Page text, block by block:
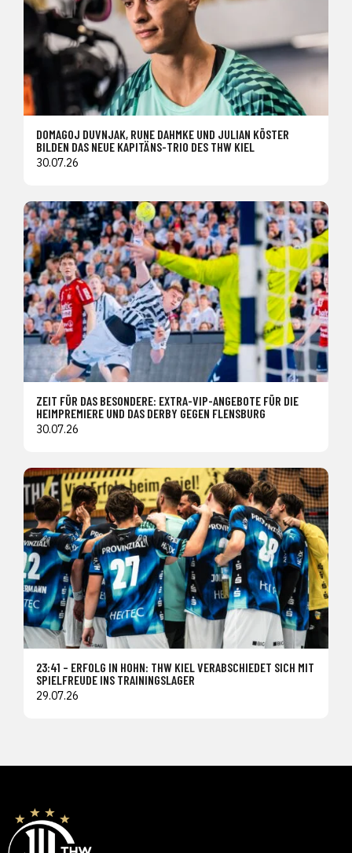
DOMAGOJ DUVNJAK, RUNE DAHMKE UND JULIAN KÖSTER
BILDEN DAS NEUE KAPITÄNS-TRIO DES THW KIEL
30.07.26
ZEIT FÜR DAS BESONDERE: EXTRA-VIP-ANGEBOTE FÜR DIE
HEIMPREMIERE UND DAS DERBY GEGEN FLENSBURG
30.07.26
23:41 – ERFOLG IN HOHN: THW KIEL VERABSCHIEDET SICH MIT
SPIELFREUDE INS TRAININGSLAGER
29.07.26